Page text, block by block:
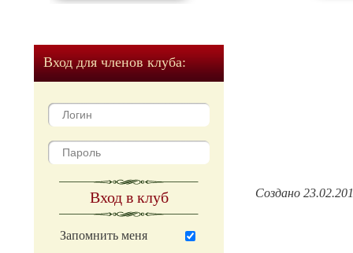
Вход для членов клуба:
Вход в клуб
Запомнить меня
Создано